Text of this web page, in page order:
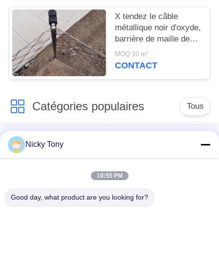
X tendez le câble
métallique noir d'oxyde,
barrière de maille de
câble métallique d'acier
inoxydable
MOQ:10 m²
CONTACT
Catégories populaires Tous
Maille de câble
métallique
Fabrication de fil de
Nicky Tony
10:55 PM
Good day, what product are you looking for?